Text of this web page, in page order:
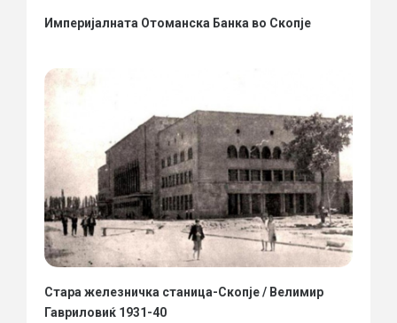
Империјалната Отоманска Банка во Скопје
Стара железничка станица-Скопје / Велимир
Гавриловиќ 1931-40